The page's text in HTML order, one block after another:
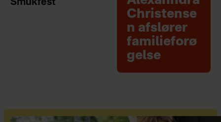
Smukfest
Christense
n afslører
familieforø
gelse